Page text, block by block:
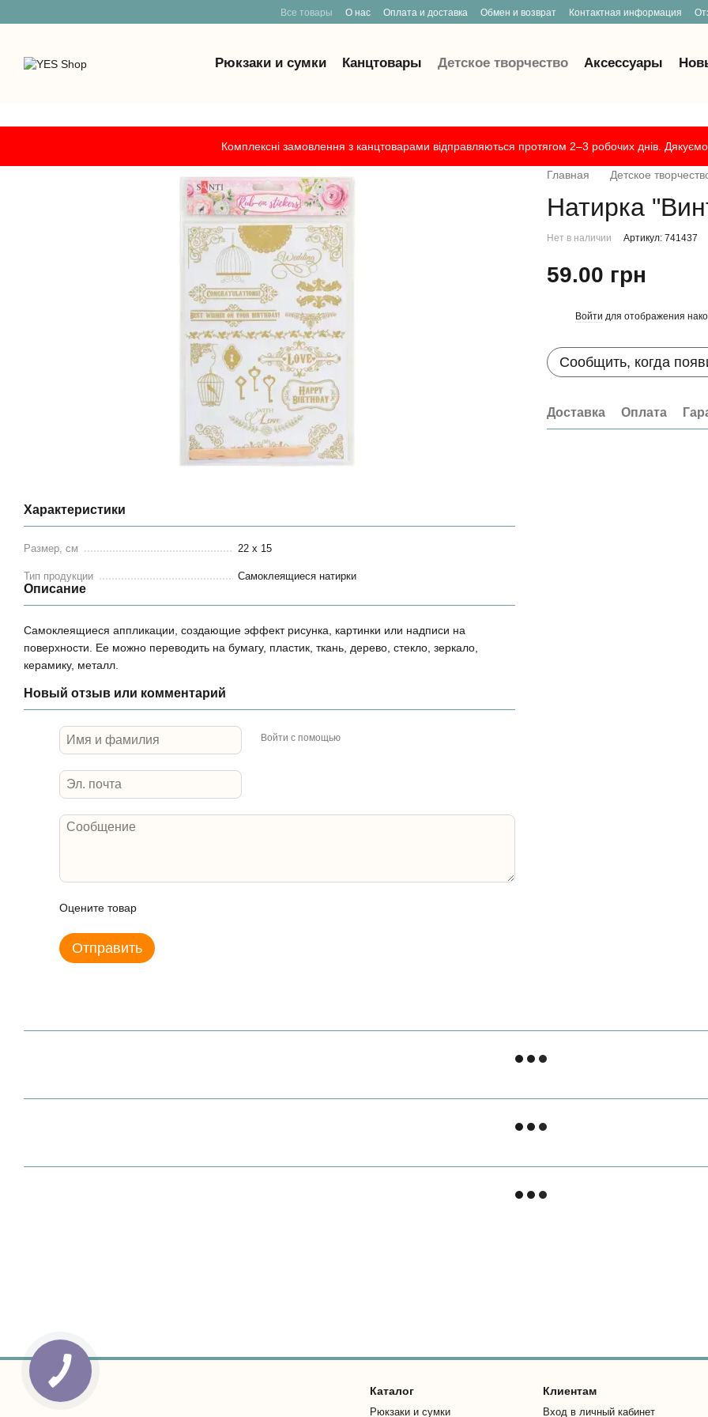
Комплексні замовлення з канцтоварами відправляються протягом 2–3 робочих днів. Дякуємо
Все товары О нас Оплата и доставка Обмен и возврат Контактная информация
Рюкзаки и сумки Канцтовары Детское творчество Аксессуары
Характеристики
Размер, см 22 х 15
Тип продукции Самоклеящиеся натирки
Описание
Самоклеящиеся аппликации, создающие эффект рисунка, картинки или надписи на
поверхности. Ее можно переводить на бумагу, пластик, ткань, дерево, стекло, зеркало,
керамику, металл.
Новый отзыв или комментарий
Войти с помощью
Оцените товар
Отправить
Главная Детское
Натирка
Нет в наличии Артикул: 741437
59.00 грн
Войти для отображения
Сообщить, когда
Доставка Оплата
Каталог
Рюкзаки и сумки
Клиентам
Вход в личный кабинет